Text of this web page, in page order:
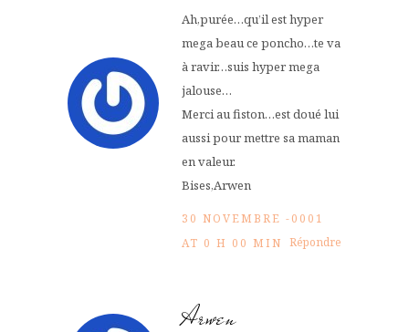
Ah,purée…qu’il est hyper
mega beau ce poncho…te va
à ravir…suis hyper mega
jalouse…
Merci au fiston…est doué lui
aussi pour mettre sa maman
en valeur.
Bises,Arwen
30 NOVEMBRE -0001
AT 0 H 00 MIN Répondre
Arwen